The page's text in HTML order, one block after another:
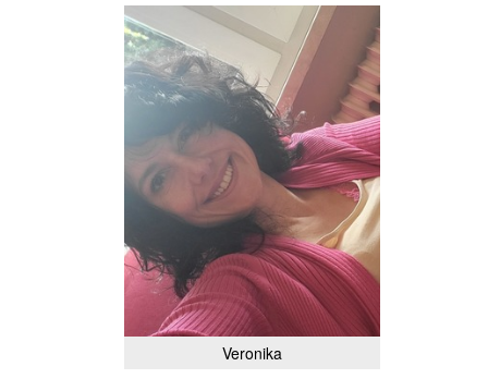
Veronika